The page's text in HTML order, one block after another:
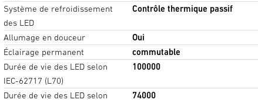
Système de refroidissement
des LED
Contrôle thermique passif
Allumage en douceur
Oui
Éclairage permanent
commutable
Durée de vie des LED selon
IEC-62717 (L70)
100000
Durée de vie des LED selon
74000